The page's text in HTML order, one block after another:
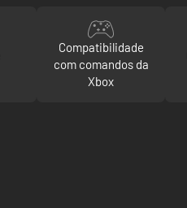
Compatibilidade
com comandos da
Xbox